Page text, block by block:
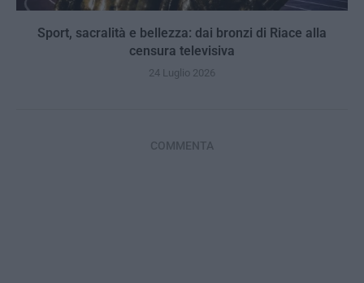
Sport, sacralità e bellezza: dai bronzi di Riace alla
censura televisiva
24 Luglio 2026
COMMENTA